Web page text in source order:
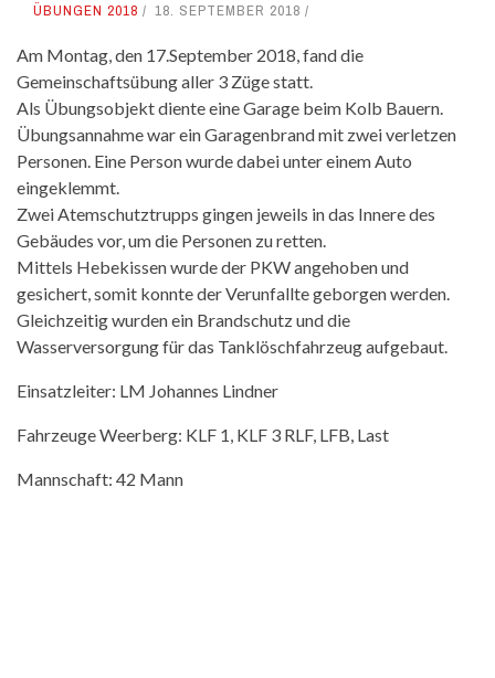
ÜBUNGEN 2018 18. SEPTEMBER 2018
Am Montag, den 17.September 2018, fand die
Gemeinschaftsübung aller 3 Züge statt.
Als Übungsobjekt diente eine Garage beim Kolb Bauern.
Übungsannahme war ein Garagenbrand mit zwei verletzen
Personen. Eine Person wurde dabei unter einem Auto
eingeklemmt.
Zwei Atemschutztrupps gingen jeweils in das Innere des
Gebäudes vor, um die Personen zu retten.
Mittels Hebekissen wurde der PKW angehoben und
gesichert, somit konnte der Verunfallte geborgen werden.
Gleichzeitig wurden ein Brandschutz und die
Wasserversorgung für das Tanklöschfahrzeug aufgebaut.
Einsatzleiter: LM Johannes Lindner
Fahrzeuge Weerberg: KLF 1, KLF 3 RLF, LFB, Last
Mannschaft: 42 Mann